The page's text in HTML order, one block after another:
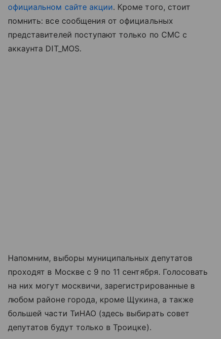
официальном сайте акции. Кроме того, стоит
помнить: все сообщения от официальных
представителей поступают только по СМС с
аккаунта DIT_MOS.
Напомним, выборы муниципальных депутатов
проходят в Москве с 9 по 11 сентября. Голосовать
на них могут москвичи, зарегистрированные в
любом районе города, кроме Щукина, а также
большей части ТиНАО (здесь выбирать совет
депутатов будут только в Троицке).